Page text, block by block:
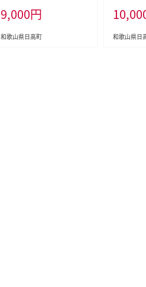
7年2月上旬-4月上旬頃出
荷》 和歌山県 日高町 しらぬ
い でこぽん 旬 果物 フルー
9,000円
和歌山県日高町
和歌山県
醸 地酒
和歌山県日